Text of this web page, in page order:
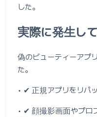
した。
実際に発生し
偽のビューティーアプ
た。
• ✔ 正規アプリをリパ
• ✔ 顔撮影画面やプロ